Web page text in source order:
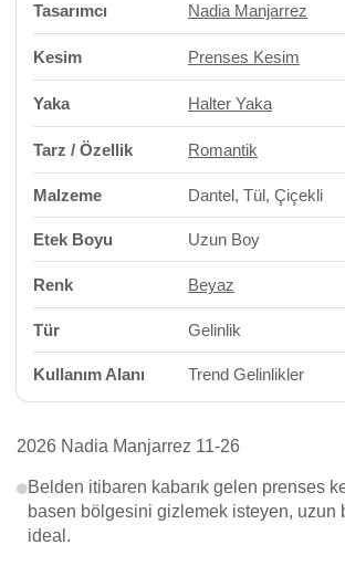
Tasarımcı Nadia Manjarrez
Kesim Prenses Kesim
Yaka Halter Yaka
Tarz / Özellik Romantik
Malzeme Dantel, Tül, Çiçekli
Etek Boyu Uzun Boy
Renk Beyaz
Tür Gelinlik
Kullanım Alanı Trend Gelinlikler
2026 Nadia Manjarrez 11-26
Belden itibaren kabarık gelen prenses
basen bölgesini gizlemek isteyen, uzun
ideal.